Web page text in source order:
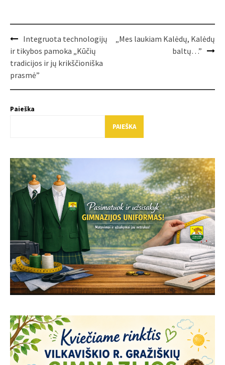
Post
navigation
Integruota technologijų
ir tikybos pamoka „Kūčių
tradicijos ir jų krikščioniška
prasmė”
„Mes laukiam Kalėdų, Kalėdų
baltų…”
Paieška
PAIEŠKA